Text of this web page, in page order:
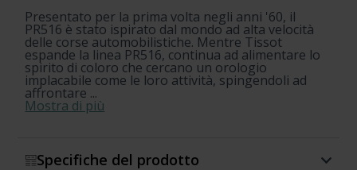
Presentato per la prima volta negli anni '60, il
PR516 è stato ispirato dal mondo ad alta velocità
delle corse automobilistiche. Mentre Tissot
espande la linea PR516, continua ad alimentare lo
spirito di coloro che cercano un orologio
implacabile come le loro attività, spingendoli ad
affrontare ...
Mostra di più
Specifiche del prodotto